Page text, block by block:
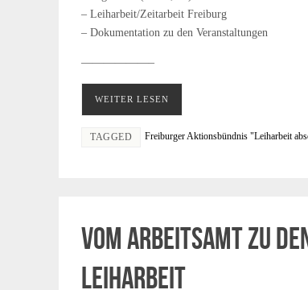
– Leiharbeit/Zeitarbeit Freiburg
– Dokumentation zu den Veranstaltungen
——————–
WEITER LESEN
TAGGED Freiburger Aktionsbündnis "Leiharbeit
Vom Arbeitsamt zu
Leiharbeit